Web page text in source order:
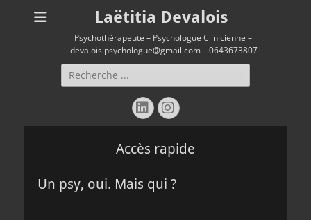
Laëtitia Devalois
Psychothérapeute – Psychologue Clinicienne –
ldevalois.psychologue@gmail.com – 0643673807
Rechercher :
Linkedin
Instagram
Accès rapide
Un psy, oui. Mais qui ?